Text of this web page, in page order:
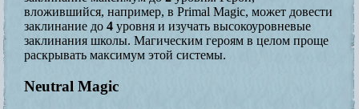
вложившийся, например, в Primal Magic, может довести
заклинание до 4 уровня и изучать высокоуровневые
заклинания школы. Магическим героям в целом проще
раскрывать максимум этой системы.
Neutral Magic